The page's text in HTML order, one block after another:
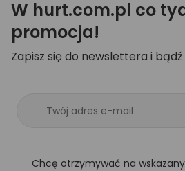
W hurt.com.pl co
promocja!
Zapisz się do newslettera i
Chcę otrzymywać na